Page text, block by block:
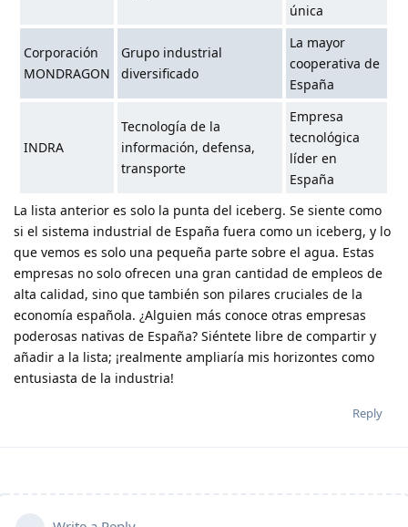
única
Corporación
MONDRAGON
Grupo industrial
diversificado
La mayor
cooperativa de
España
INDRA
Tecnología de la
información, defensa,
transporte
Empresa
tecnológica
líder en
España
La lista anterior es solo la punta del iceberg. Se siente como
si el sistema industrial de España fuera como un iceberg, y lo
que vemos es solo una pequeña parte sobre el agua. Estas
empresas no solo ofrecen una gran cantidad de empleos de
alta calidad, sino que también son pilares cruciales de la
economía española. ¿Alguien más conoce otras empresas
poderosas nativas de España? Siéntete libre de compartir y
añadir a la lista; ¡realmente ampliaría mis horizontes como
entusiasta de la industria!
Reply